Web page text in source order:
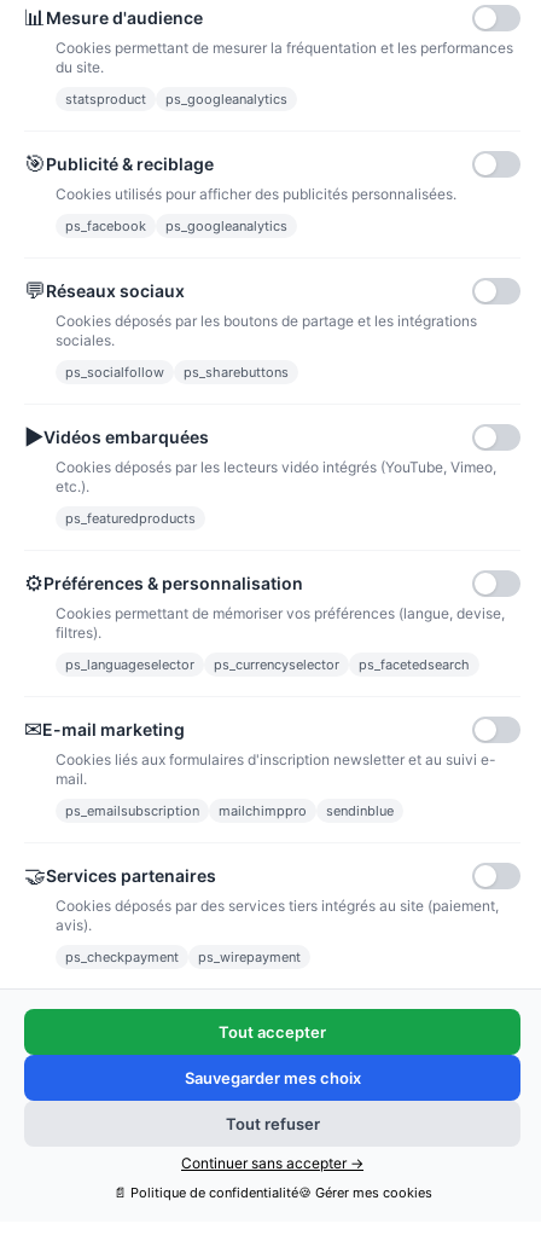
Marque-page Palia
PRIX VIP👑
Marque-page Alice
Ajouter au panier
renard campanules
PRIX VIP👑
Ajouter au panier
📊 Mesure d'audience
Cookies permettant de mesurer la fréquentation et les performances
du site.
statsproduct ps_googleanalytics
🎯Publicité & reciblage
Cookies utilisés pour afficher des publicités personnalisées.
ps_facebook ps_googleanalytics
💬Réseaux sociaux
Cookies déposés par les boutons de partage et les intégrations
sociales.
ps_socialfollow ps_sharebuttons
▶Vidéos embarquées
Cookies déposés par les lecteurs vidéo intégrés (YouTube, Vimeo,
etc.).
ps_featuredproducts
⚙Préférences & personnalisation
Cookies permettant de mémoriser vos préférences (langue, devise,
filtres).
ps_languageselector ps_currencyselector ps_facetedsearch
✉E-mail marketing
Cookies liés aux formulaires d'inscription newsletter et au suivi e-
mail.
ps_emailsubscription mailchimppro sendinblue
🤝Services partenaires
Cookies déposés par des services tiers intégrés au site (paiement,
avis).
ps_checkpayment ps_wirepayment
Tout accepter
Sauvegarder mes choix
Tout refuser
Continuer sans accepter →
📄 Politique de confidentialité🍪 Gérer mes cookies